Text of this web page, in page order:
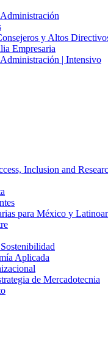
y Altos
Empresaria
| Intensivo
Inclusion and
para México y
Aplicada
de Mercadotecnia